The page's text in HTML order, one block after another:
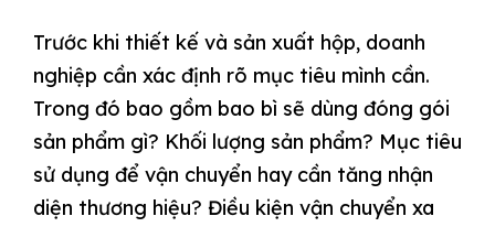
Trước khi thiết kế và sản xuất hộp, doanh
nghiệp cần xác định rõ mục tiêu mình cần.
Trong đó bao gồm bao bì sẽ dùng đóng gói
sản phẩm gì? Khối lượng sản phẩm? Mục tiêu
sử dụng để vận chuyển hay cần tăng nhận
diện thương hiệu? Điều kiện vận chuyển xa